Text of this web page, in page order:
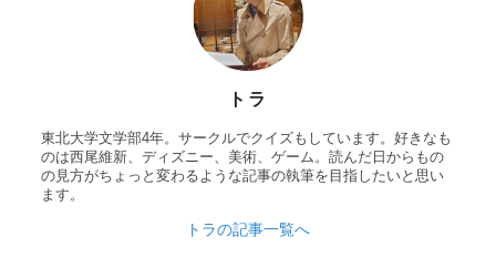
トラ
東北大学文学部4年。サークルでクイズもしています。好きなも
のは西尾維新、ディズニー、美術、ゲーム。読んだ日からもの
の見方がちょっと変わるような記事の執筆を目指したいと思い
ます。
トラの記事一覧へ